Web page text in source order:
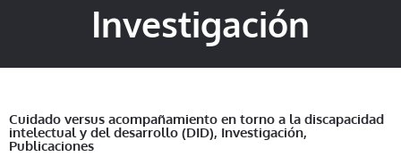
Investigación
Cuidado versus acompañamiento en torno a la discapacidad
intelectual y del desarrollo (DID), Investigación,
Publicaciones